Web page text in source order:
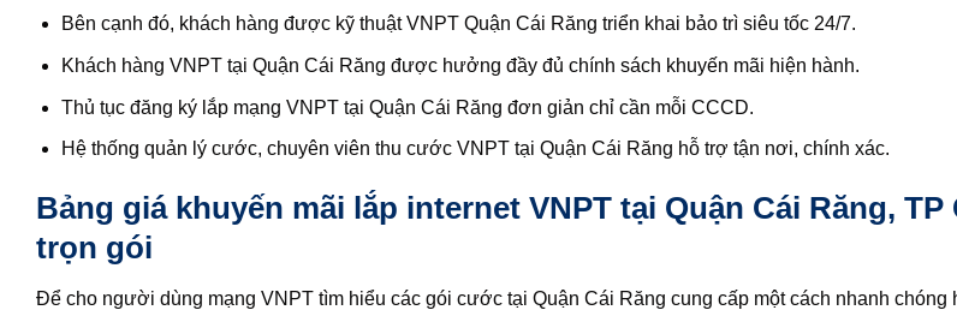
Bên cạnh đó, khách hàng được kỹ thuật VNPT Quận Cái Răng triển khai bảo trì siêu tốc 24/7.
Khách hàng VNPT tại Quận Cái Răng được hưởng đầy đủ chính sách khuyến mãi hiện hành.
Thủ tục đăng ký lắp mạng VNPT tại Quận Cái Răng đơn giản chỉ cần mỗi CCCD.
Hệ thống quản lý cước, chuyên viên thu cước VNPT tại Quận Cái Răng hỗ trợ tận nơi, chính xác.
Bảng giá khuyến mãi lắp internet VNPT tại Quận Cái Răng, TP
trọn gói
Để cho người dùng mạng VNPT tìm hiểu các gói cước tại Quận Cái Răng cung cấp một cách nhanh chóng